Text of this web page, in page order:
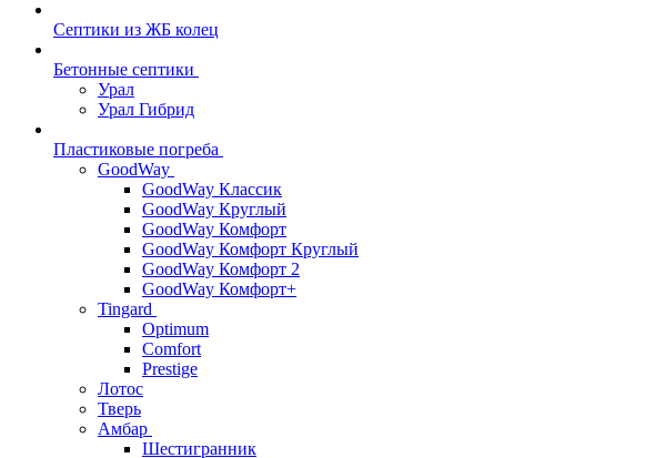
Септики из ЖБ колец
Бетонные септики
Урал
Урал Гибрид
Пластиковые погреба
GoodWay
GoodWay Классик
GoodWay Круглый
GoodWay Комфорт
GoodWay Комфорт Круглый
GoodWay Комфорт 2
GoodWay Комфорт+
Tingard
Optimum
Comfort
Prestige
Лотос
Тверь
Амбар
Шестигранник